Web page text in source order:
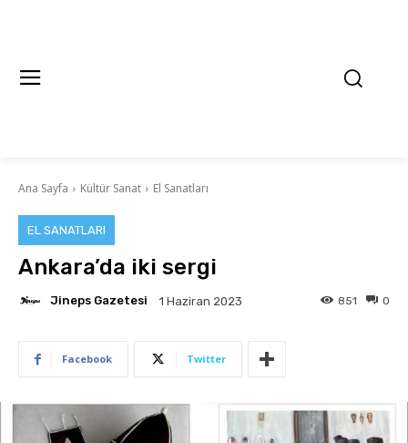
Ana Sayfa Kültür Sanat El Sanatları
EL SANATLARI
Ankara’da iki sergi
Jineps Gazetesi 1 Haziran 2023 0
851
Facebook Twitter